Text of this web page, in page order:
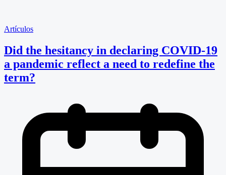
Artículos
Did the hesitancy in declaring COVID-19
a pandemic reflect a need to redefine the
term?